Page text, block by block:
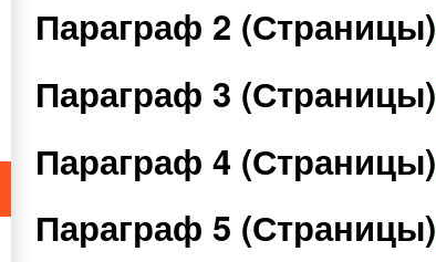
Параграф 2 (Страницы)
Параграф 3 (Страницы)
Параграф 4 (Страницы)
Параграф 5 (Страницы)